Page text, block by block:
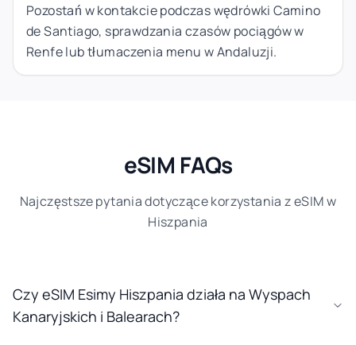
Pozostań w kontakcie podczas wędrówki Camino
de Santiago, sprawdzania czasów pociągów w
Renfe lub tłumaczenia menu w Andaluzji.
eSIM FAQs
Najczęstsze pytania dotyczące korzystania z eSIM w
Hiszpania
Czy eSIM Esimy Hiszpania działa na Wyspach
Kanaryjskich i Balearach?